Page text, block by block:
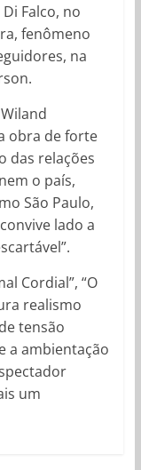
Falco, no
fenômeno
na
obra de forte
das relações
o país,
São Paulo,
lado a
Cordial”, “O
realismo
tensão
a ambientação
um